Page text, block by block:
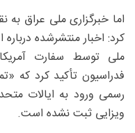
اما خبرگزاری ملی عراق به
کرد: اخبار منتشرشده
ملی توسط سفارت
رسمی ورود به ایالات
ویزایی ثبت نشده است.